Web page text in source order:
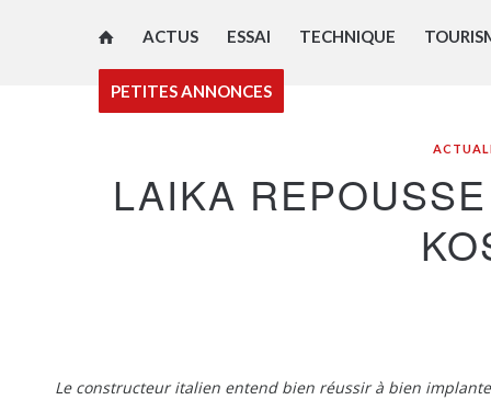
ACTUS ESSAI TECHNIQUE
PETITES ANNONCES
LAIKA
Le constructeur italien entend bien réussir à bien